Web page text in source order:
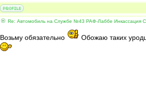
Re: Автомобиль на Службе №43 РАФ-Лаббе Инкассация
Возьму обязательно Обожаю таких